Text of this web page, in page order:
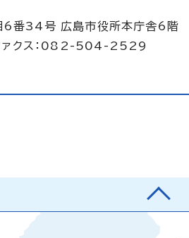
34号 広島市役所本庁舎6階
クス：082-504-2529